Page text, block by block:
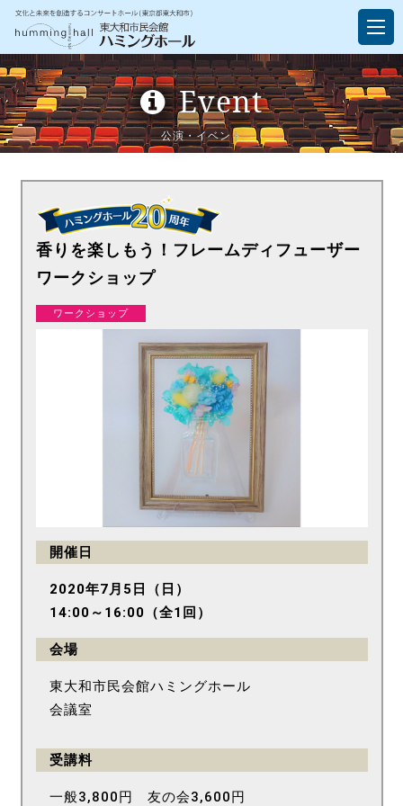
Event
公演・イベント
香りを楽しもう！フレームディフューザー
ワークショップ
ワークショップ
開催日
2020年7月5日（日）
14:00～16:00（全1回）
会場
東大和市民会館ハミングホール
会議室
受講料
一般3,800円 友の会3,600円